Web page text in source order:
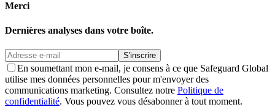
Merci
Dernières analyses dans votre boîte.
S'inscrire
En soumettant mon e-mail, je consens à ce que Safeguard Global
utilise mes données personnelles pour m'envoyer des
communications marketing. Consultez notre Politique de
confidentialité. Vous pouvez vous désabonner à tout moment.